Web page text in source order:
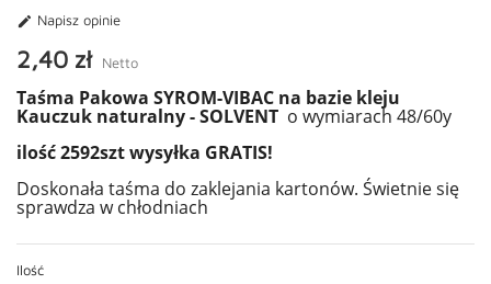
 Napisz opinie
2,40 zł Netto
Taśma Pakowa SYROM-VIBAC na bazie kleju
Kauczuk naturalny - SOLVENT o wymiarach 48/60y
ilość 2592szt wysyłka GRATIS!
Doskonała taśma do zaklejania kartonów. Świetnie się
sprawdza w chłodniach
Ilość